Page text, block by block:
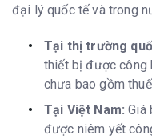
đại lý quốc tế và trong
Tại thị trường
thiết bị được công
chưa bao gồm thuế
Tại Việt Nam: Giá
được niêm yết